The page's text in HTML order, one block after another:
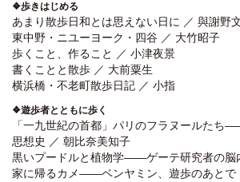
❖歩きはじめる
あまり散歩日和とは思えない日に ／ 與謝野
東中野・ニユーヨーク・四谷 ／ 大竹昭子
歩くこと、作ること ／ 小津夜景
書くことと散歩 ／ 大前粟生
横浜橋・不老町散歩日記 ／ 小指
❖遊歩者とともに歩く
「一九世紀の首都」パリのフラヌールたち
思想史 ／ 朝比奈美知子
黒いプードルと植物学――ゲーテ研究者の脳
家に帰るカメ――ベンヤミン、遊歩のあとで